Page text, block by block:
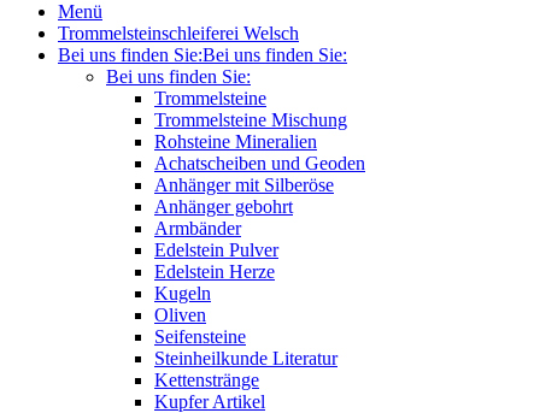
Menü
Trommelsteinschleiferei Welsch
Bei uns finden Sie:Bei uns finden Sie:
Bei uns finden Sie:
Trommelsteine
Trommelsteine Mischung
Rohsteine Mineralien
Achatscheiben und Geoden
Anhänger mit Silberöse
Anhänger gebohrt
Armbänder
Edelstein Pulver
Edelstein Herze
Kugeln
Oliven
Seifensteine
Steinheilkunde Literatur
Kettenstränge
Kupfer Artikel